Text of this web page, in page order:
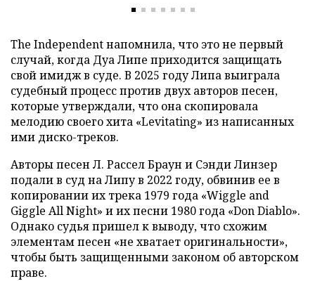
The Independent напомнила, что это не первый
случай, когда Дуа Липе приходится защищать
свой имидж в суде. В 2025 году Липа выиграла
судебный процесс против двух авторов песен,
которые утверждали, что она скопировала
мелодию своего хита «Levitating» из написанных
ими диско-треков.
Авторы песен Л. Рассел Браун и Сэнди Линзер
подали в суд на Липу в 2022 году, обвинив ее в
копировании их трека 1979 года «Wiggle and
Giggle All Night» и их песни 1980 года «Don Diablo».
Однако судья пришел к выводу, что схожим
элементам песен «не хватает оригинальности»,
чтобы быть защищенными законом об авторском
праве.